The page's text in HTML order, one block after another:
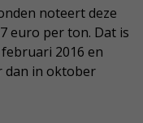
noteert deze
euro per ton. Dat is
2016 en
dan in oktober